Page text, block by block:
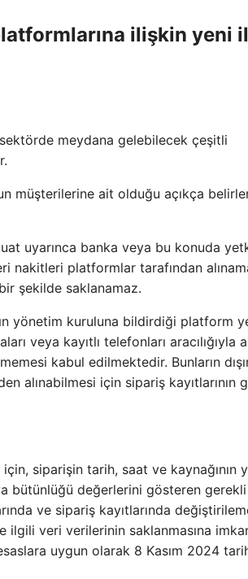
ilişkin yeni
meydana gelebilecek çeşitli
müşterilerine ait olduğu açıkça
uyarınca banka veya bu konuda
nakitleri platformlar tarafından
şekilde saklanamaz.
yönetim kuruluna bildirdiği platform
veya kayıtlı telefonları aracılığıyla
kabul edilmektedir. Bunların
alınabilmesi için sipariş kayıtlarının
siparişin tarih, saat ve kaynağının
bütünlüğü değerlerini gösteren
ve sipariş kayıtlarında
ilgili veri verilerinin saklanmasına
uygun olarak 8 Kasım 2024